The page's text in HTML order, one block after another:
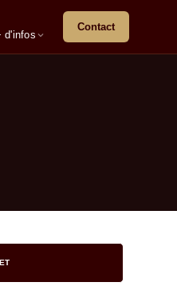
d'infos
Contact